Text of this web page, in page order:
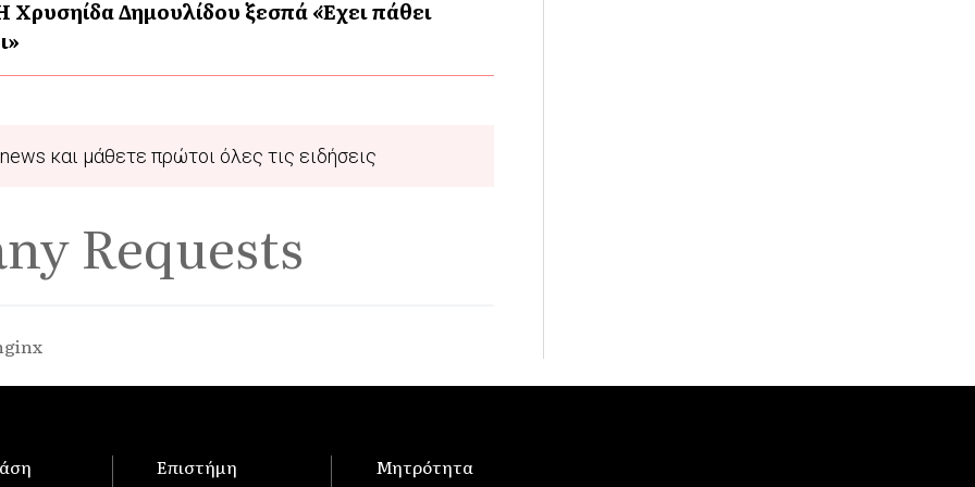
Δημουλίδου ξεσπά «Έχει πάθει
και μάθετε πρώτοι όλες τις ειδήσεις
Requests
Επιστήμη Μητρότητα